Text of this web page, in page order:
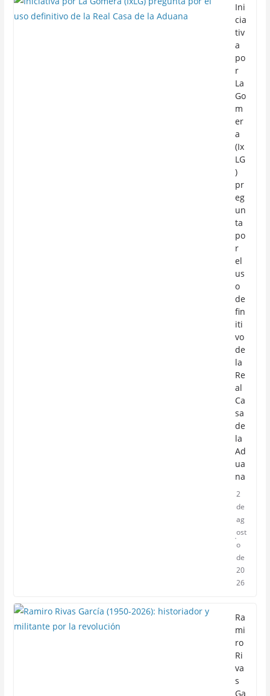
Ini
cia
tiv
a
po
r
La
Go
m
er
a
(Ix
LG
)
pr
eg
un
ta
po
r
el
us
o
de
fin
iti
vo
de
la
Re
al
Ca
sa
de
la
Ad
ua
na
2
de
ag
ost
o
de
20
26
Ra
mi
ro
Ri
va
s
Ga